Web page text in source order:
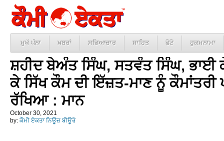
ਮੁਖੱ ਪੰਨਾ ਖ਼ਬਰਾਂ ਸਭਿਆਚਾਰ ਸਾਹਿਤ ਫੋਟੋ ਹੁਕਮਨਾਮਾ
ਸ਼ਹੀਦ ਬੇਅੰਤ ਸਿੰਘ, ਸਤਵੰਤ ਸਿੰਘ, ਭਾਈ
ਕੇ ਸਿੱਖ ਕੌਮ ਦੀ ਇੱਜ਼ਤ-ਮਾਣ ਨੂੰ
ਰੱਖਿਆ : ਮਾਨ
October 30, 2021
by: ਕੌਮੀ ਏਕਤਾ ਨਿਊਜ਼ ਬੀਊਰੋ